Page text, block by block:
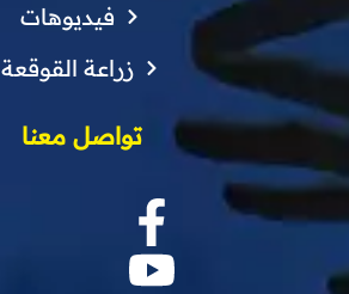
فيديوهات
زراعة القوقعة
تواصل معنا